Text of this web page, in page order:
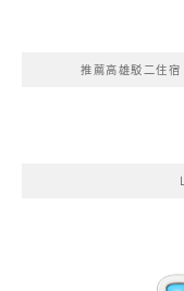
推薦高雄駁二住